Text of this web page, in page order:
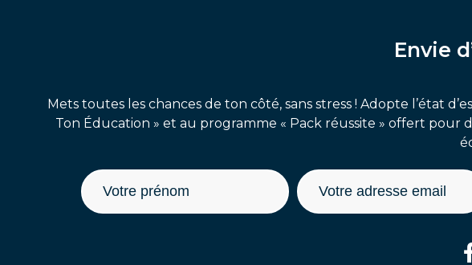
Envie
Mets toutes les chances de ton côté, sans stress ! Adopte l’état
Ton Éducation » et au programme « Pack réussite » offert pour